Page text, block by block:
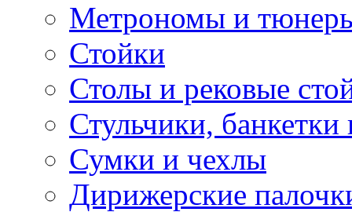
Метрономы и
Стойки
Столы и рековые
Стульчики, банкетки
Сумки и чехлы
Дирижерские